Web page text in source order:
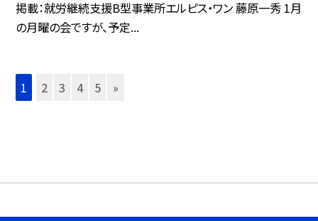
掲載：就労継続支援B型事業所エルピス・ワン 藤原一秀 1月
の月曜の会ですが、予定...
1 2 3 4 5 »